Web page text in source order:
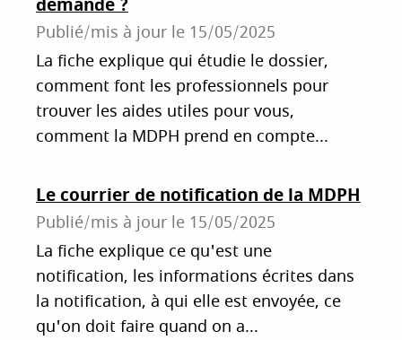
Publié/mis à jour le 15/05/2025
La fiche explique qui étudie le dossier,
comment font les professionnels pour
trouver les aides utiles pour vous,
comment la MDPH prend en compte...
Le courrier de notification de la MDPH
Publié/mis à jour le 15/05/2025
La fiche explique ce qu'est une
notification, les informations écrites dans
la notification, à qui elle est envoyée, ce
qu'on doit faire quand on a...